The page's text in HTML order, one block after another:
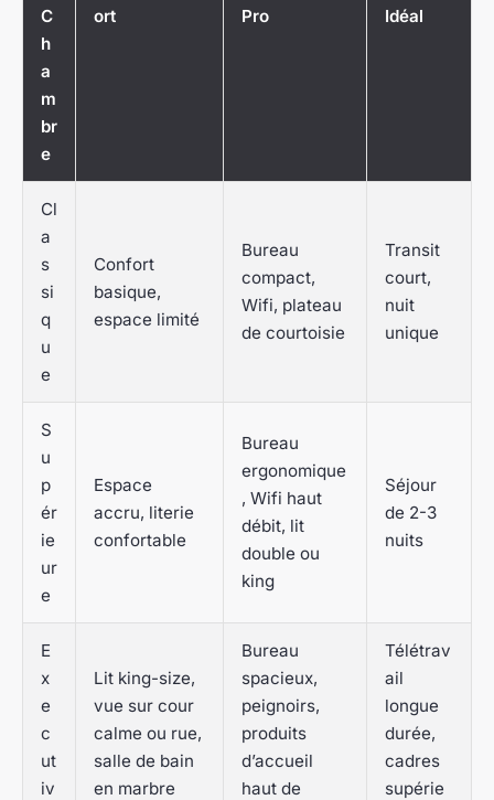
C
h
a
m
br
e
ort
Pro
Idéal
Cl
a
s
si
q
u
e
Confort
basique,
espace limité
Bureau
compact,
Wifi, plateau
de courtoisie
Transit
court,
nuit
unique
S
u
p
ér
ie
ur
e
Espace
accru, literie
confortable
Bureau
ergonomique
, Wifi haut
débit, lit
double ou
king
Séjour
de 2-3
nuits
E
x
e
c
ut
iv
Lit king-size,
vue sur cour
calme ou rue,
salle de bain
en marbre
Bureau
spacieux,
peignoirs,
produits
d’accueil
haut de
Télétrav
ail
longue
durée,
cadres
supérie